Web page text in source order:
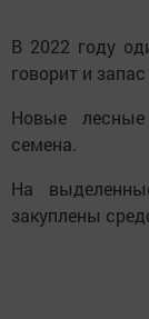
В 2022 году
говорит и
Новые
семена.
На
закуплены